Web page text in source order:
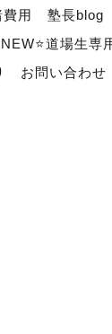
費用 塾長blog
道場生専
お問い合わせ